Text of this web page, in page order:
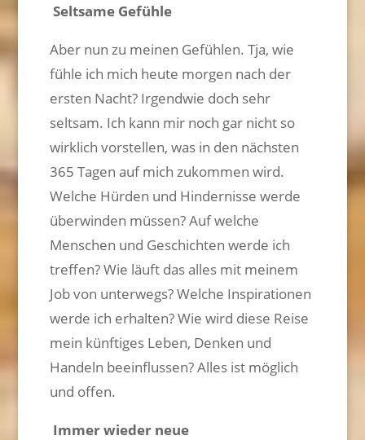
Seltsame Gefühle
Aber nun zu meinen Gefühlen. Tja, wie
fühle ich mich heute morgen nach der
ersten Nacht? Irgendwie doch sehr
seltsam. Ich kann mir noch gar nicht so
wirklich vorstellen, was in den nächsten
365 Tagen auf mich zukommen wird.
Welche Hürden und Hindernisse werde
überwinden müssen? Auf welche
Menschen und Geschichten werde ich
treffen? Wie läuft das alles mit meinem
Job von unterwegs? Welche Inspirationen
werde ich erhalten? Wie wird diese Reise
mein künftiges Leben, Denken und
Handeln beeinflussen? Alles ist möglich
und offen.
Immer wieder neue